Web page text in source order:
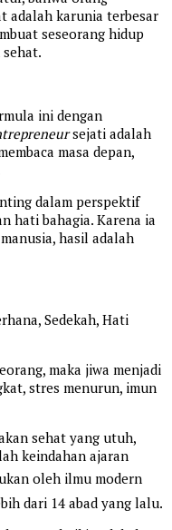
adalah karunia terbesar
seseorang hidup
ini dengan
sejati adalah
masa depan,
dalam perspektif
hati bahagia. Karena ia
hasil adalah
Sedekah, Hati
maka jiwa menjadi
stres menurun, imun
sehat yang utuh,
keindahan ajaran
dari 14 abad yang lalu.